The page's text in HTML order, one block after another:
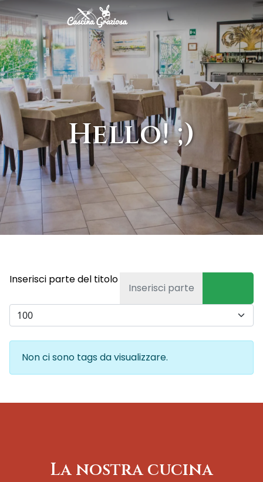
Hello! ;)
Inserisci parte del titolo
Visualizza #
Info
Non ci sono tags da visualizzare.
La nostra cucina